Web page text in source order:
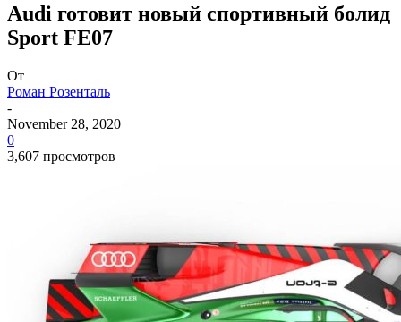
Audi готовит новый спортивный болид
Sport FE07
От
Роман Розенталь
-
November 28, 2020
0
3,607 просмотров